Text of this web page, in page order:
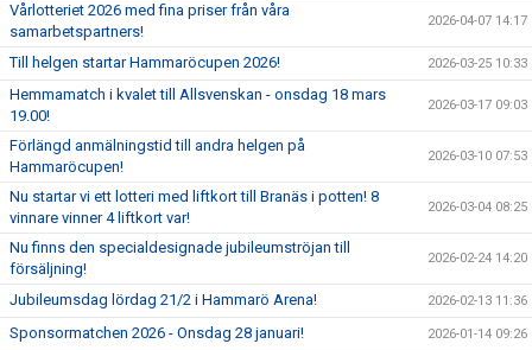
Vårlotteriet 2026 med fina priser från våra
samarbetspartners!
2026-04-07 14:17
Till helgen startar Hammaröcupen 2026! 2026-03-25 10:33
Hemmamatch i kvalet till Allsvenskan - onsdag 18 mars
19.00!
2026-03-17 09:03
Förlängd anmälningstid till andra helgen på
Hammaröcupen!
2026-03-10 07:53
Nu startar vi ett lotteri med liftkort till Branäs i potten! 8
vinnare vinner 4 liftkort var!
2026-03-04 08:25
Nu finns den specialdesignade jubileumströjan till
försäljning!
2026-02-24 14:20
Jubileumsdag lördag 21/2 i Hammarö Arena! 2026-02-13 11:36
Sponsormatchen 2026 - Onsdag 28 januari! 2026-01-14 09:26